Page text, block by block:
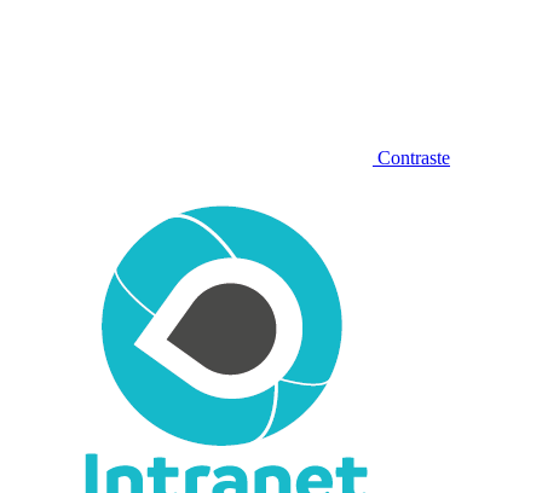
Contraste